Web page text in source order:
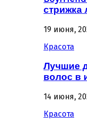
стрижка
19 июня,
Красота
Лучшие
волос в
14 июня,
Красота